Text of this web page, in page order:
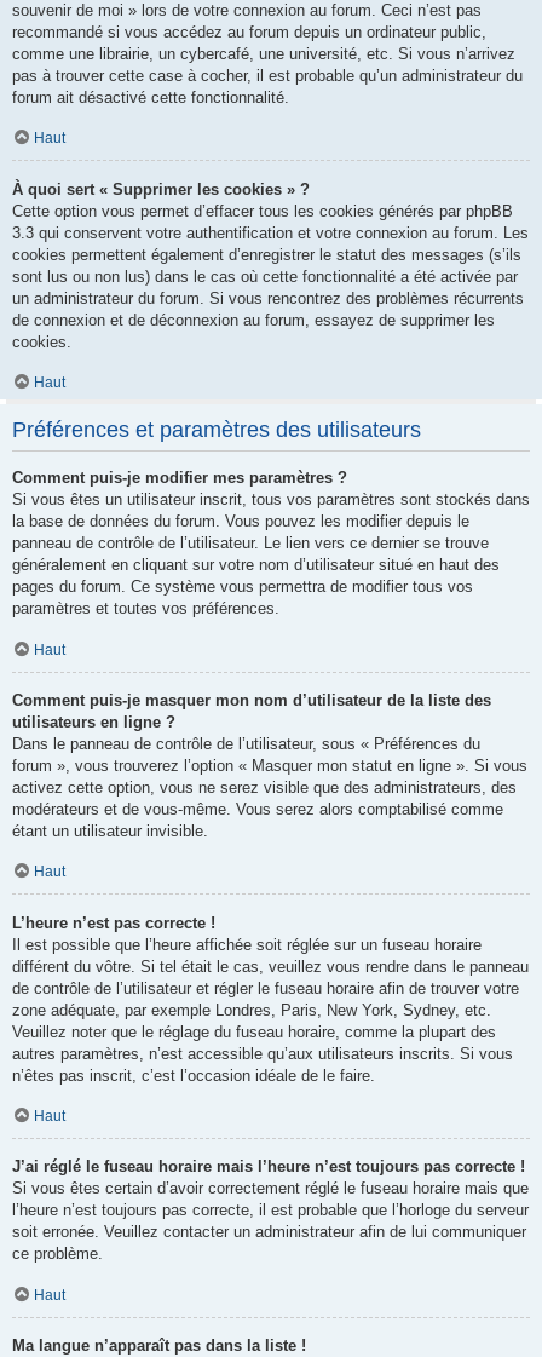
souvenir de moi » lors de votre connexion au forum. Ceci n’est pas
recommandé si vous accédez au forum depuis un ordinateur public,
comme une librairie, un cybercafé, une université, etc. Si vous n’arrivez
pas à trouver cette case à cocher, il est probable qu’un administrateur du
forum ait désactivé cette fonctionnalité.
Haut
À quoi sert « Supprimer les cookies » ?
Cette option vous permet d’effacer tous les cookies générés par phpBB
3.3 qui conservent votre authentification et votre connexion au forum. Les
cookies permettent également d’enregistrer le statut des messages (s’ils
sont lus ou non lus) dans le cas où cette fonctionnalité a été activée par
un administrateur du forum. Si vous rencontrez des problèmes récurrents
de connexion et de déconnexion au forum, essayez de supprimer les
cookies.
Haut
Préférences et paramètres des utilisateurs
Comment puis-je modifier mes paramètres ?
Si vous êtes un utilisateur inscrit, tous vos paramètres sont stockés dans
la base de données du forum. Vous pouvez les modifier depuis le
panneau de contrôle de l’utilisateur. Le lien vers ce dernier se trouve
généralement en cliquant sur votre nom d’utilisateur situé en haut des
pages du forum. Ce système vous permettra de modifier tous vos
paramètres et toutes vos préférences.
Haut
Comment puis-je masquer mon nom d’utilisateur de la liste des
utilisateurs en ligne ?
Dans le panneau de contrôle de l’utilisateur, sous « Préférences du
forum », vous trouverez l’option « Masquer mon statut en ligne ». Si vous
activez cette option, vous ne serez visible que des administrateurs, des
modérateurs et de vous-même. Vous serez alors comptabilisé comme
étant un utilisateur invisible.
Haut
L’heure n’est pas correcte !
Il est possible que l’heure affichée soit réglée sur un fuseau horaire
différent du vôtre. Si tel était le cas, veuillez vous rendre dans le panneau
de contrôle de l’utilisateur et régler le fuseau horaire afin de trouver votre
zone adéquate, par exemple Londres, Paris, New York, Sydney, etc.
Veuillez noter que le réglage du fuseau horaire, comme la plupart des
autres paramètres, n’est accessible qu’aux utilisateurs inscrits. Si vous
n’êtes pas inscrit, c’est l’occasion idéale de le faire.
Haut
J’ai réglé le fuseau horaire mais l’heure n’est toujours pas correcte !
Si vous êtes certain d’avoir correctement réglé le fuseau horaire mais que
l’heure n’est toujours pas correcte, il est probable que l’horloge du serveur
soit erronée. Veuillez contacter un administrateur afin de lui communiquer
ce problème.
Haut
Ma langue n’apparaît pas dans la liste !